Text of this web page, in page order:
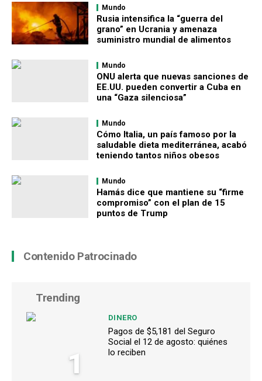
Mundo
Rusia intensifica la “guerra del
grano” en Ucrania y amenaza
suministro mundial de alimentos
Mundo
ONU alerta que nuevas sanciones de
EE.UU. pueden convertir a Cuba en
una “Gaza silenciosa”
Mundo
Cómo Italia, un país famoso por la
saludable dieta mediterránea, acabó
teniendo tantos niños obesos
Mundo
Hamás dice que mantiene su “firme
compromiso” con el plan de 15
puntos de Trump
Contenido Patrocinado
Trending
1
DINERO
Pagos de $5,181 del Seguro
Social el 12 de agosto: quiénes
lo reciben